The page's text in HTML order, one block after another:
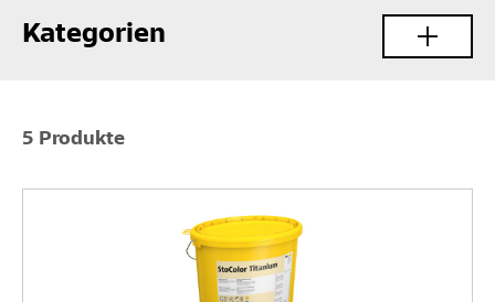
Kategorien
5 Produkte